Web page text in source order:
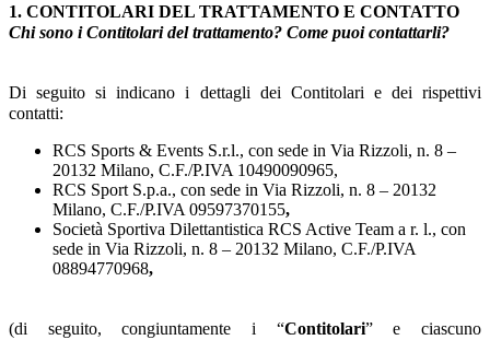
1. CONTITOLARI DEL TRATTAMENTO E CONTATTO
Chi sono i Contitolari del trattamento? Come puoi contattarli?
Di seguito si indicano i dettagli dei Contitolari e dei rispettivi
contatti:
RCS Sports & Events S.r.l., con sede in Via Rizzoli, n. 8 –
20132 Milano, C.F./P.IVA 10490090965,
RCS Sport S.p.a., con sede in Via Rizzoli, n. 8 – 20132
Milano, C.F./P.IVA 09597370155,
Società Sportiva Dilettantistica RCS Active Team a r. l., con
sede in Via Rizzoli, n. 8 – 20132 Milano, C.F./P.IVA
08894770968,
(di seguito, congiuntamente i “Contitolari” e ciascuno